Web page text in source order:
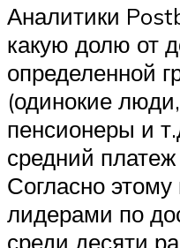
Аналитики
какую долю от
определенной
(одинокие
пенсионеры и
средний платеж
Согласно этому
лидерами по
среди десяти